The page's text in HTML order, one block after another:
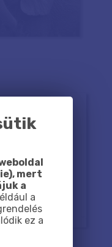
mert
a
a
ez a